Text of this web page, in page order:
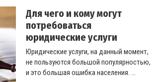
Для чего и кому могут
потребоваться
юридические услуги
Юридические услуги, на данный момент,
не пользуются большой популярностью,
и это большая ошибка населения. ...